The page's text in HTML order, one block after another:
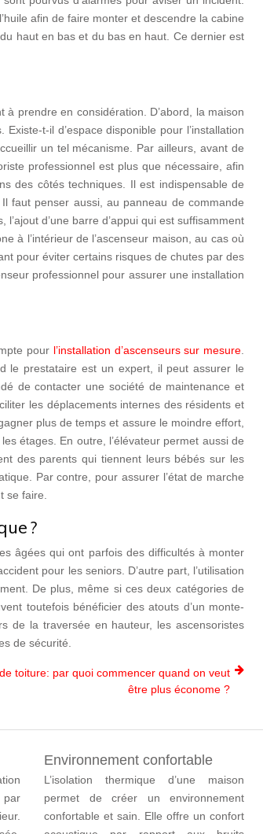
afin de faire monter et descendre la cabine
haut en bas et du bas en haut. Ce dernier est
prendre en considération. D’abord, la maison
t-il d’espace disponible pour l’installation
un tel mécanisme. Par ailleurs, avant de
professionnel est plus que nécessaire, afin
des côtés techniques. Il est indispensable de
faut penser aussi, au panneau de commande
d’une barre d’appui qui est suffisamment
à l’intérieur de l’ascenseur maison, au cas où
pour éviter certains risques de chutes par des
professionnel pour assurer une installation
pour l’installation d’ascenseurs sur mesure
le prestataire est un expert, il peut assurer le
de contacter une société de maintenance et
les déplacements internes des résidents et
plus de temps et assure le moindre effort,
étages. En outre, l’élévateur permet aussi de
des parents qui tiennent leurs bébés sur les
Par contre, pour assurer l’état de marche
se faire.
?
âgées qui ont parfois des difficultés à monter
pour les seniors. D’autre part, l’utilisation
De plus, même si ces deux catégories de
toutefois bénéficier des atouts d’un monte-
de la traversée en hauteur, les ascensoristes
de sécurité.
toiture: par quoi commencer quand on veut
être plus économe ?
par
Environnement confortable
L’isolation thermique d’une maison
permet de créer un environnement
confortable et sain. Elle offre un confort